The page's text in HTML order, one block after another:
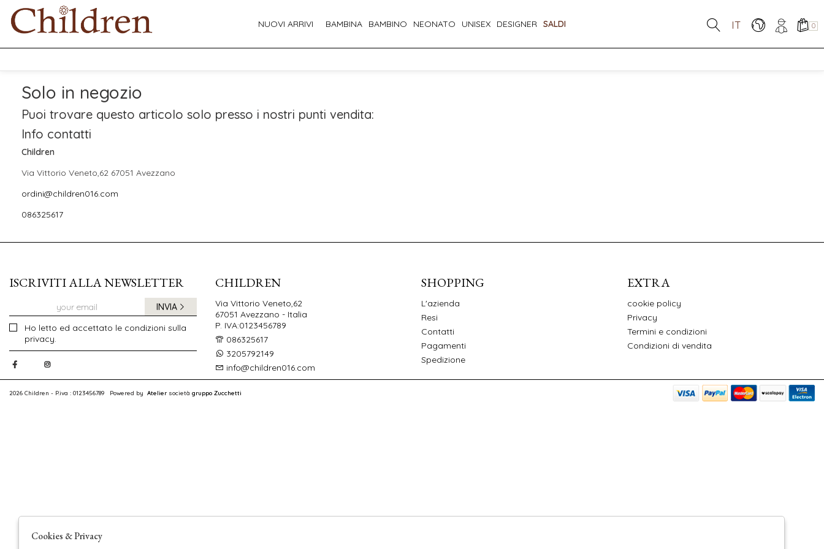
IT 0
NUOVI ARRIVI BAMBINA BAMBINO NEONATO UNISEX DESIGNER SALDI
Solo in negozio
Puoi trovare questo articolo solo presso i nostri punti vendita:
Info contatti
Children
Via Vittorio Veneto,62 67051 Avezzano
ordini@children016.com
086325617
ISCRIVITI ALLA NEWSLETTER
Ho letto ed accettato le condizioni sulla
privacy.
INVIA
CHILDREN
Via Vittorio Veneto,62
67051 Avezzano - Italia
P. IVA:0123456789
086325617
3205792149
info@children016.com
SHOPPING
L'azienda
Resi
Contatti
Pagamenti
Spedizione
EXTRA
cookie policy
Privacy
Termini e condizioni
Condizioni di vendita
2026 Children - P.iva : 0123456789 Powered by Ateliersocietà gruppo Zucchetti
Cookies & Privacy